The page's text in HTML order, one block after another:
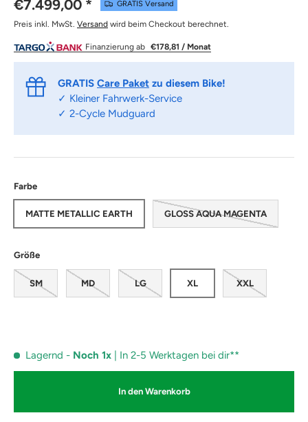
€7.499,00 * GRATIS Versand
Preis inkl. MwSt. Versand wird beim Checkout berechnet.
Finanzierung ab €178,81 / Monat
GRATIS Care Paket zu diesem Bike!
✓ Kleiner Fahrwerk-Service
✓ 2-Cycle Mudguard
Farbe
MATTE METALLIC EARTH GLOSS AQUA MAGENTA
Größe
SM MD LG XL XXL
Lagernd - Noch 1x| In 2-5 Werktagen bei dir**
In den Warenkorb